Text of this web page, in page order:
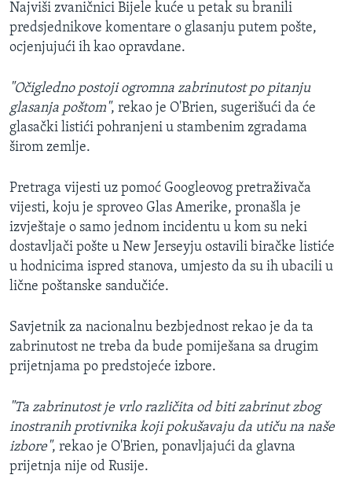
Najviši zvaničnici Bijele kuće u petak su branili
predsjednikove komentare o glasanju putem pošte,
ocjenjujući ih kao opravdane.
"Očigledno postoji ogromna zabrinutost po pitanju
glasanja poštom", rekao je O'Brien, sugerišući da će
glasački listići pohranjeni u stambenim zgradama
širom zemlje.
Pretraga vijesti uz pomoć Googleovog pretraživača
vijesti, koju je sproveo Glas Amerike, pronašla je
izvještaje o samo jednom incidentu u kom su neki
dostavljači pošte u New Jerseyju ostavili biračke listiće
u hodnicima ispred stanova, umjesto da su ih ubacili u
lične poštanske sandučiće.
Savjetnik za nacionalnu bezbjednost rekao je da ta
zabrinutost ne treba da bude pomiješana sa drugim
prijetnjama po predstojeće izbore.
"Ta zabrinutost je vrlo različita od biti zabrinut zbog
inostranih protivnika koji pokušavaju da utiču na naše
izbore", rekao je O'Brien, ponavljajući da glavna
prijetnja nije od Rusije.